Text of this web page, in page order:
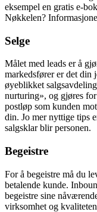
eksempel en gratis e-
Nøkkelen?
Selge
Målet med leads er å
markedsfører er det din
øyeblikket
nurturing», og gjøres
postløp som kunden
din. Jo mer nyttige tips
salgsklar blir personen.
Begeistre
For å begeistre må du
betalende kunde.
begeistre sine
virksomhet og